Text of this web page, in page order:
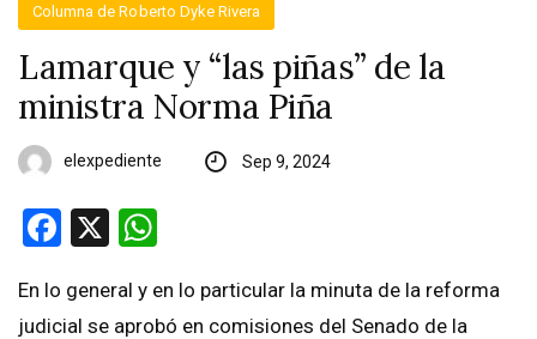
Columna de Roberto Dyke Rivera
Lamarque y “las piñas” de la
ministra Norma Piña
elexpediente Sep 9, 2024
Facebook
X
En lo general y en lo particular la minuta de la reforma
judicial se aprobó en comisiones del Senado de la